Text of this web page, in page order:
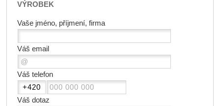
VÝROBEK
Vaše jméno, příjmení, firma
Váš email
Váš telefon
Váš dotaz